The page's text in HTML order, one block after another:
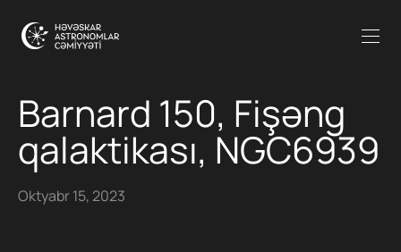
Barnard 150, Fişəng
qalaktikası, NGC6939
Oktyabr 15, 2023